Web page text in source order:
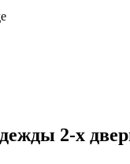
2-х